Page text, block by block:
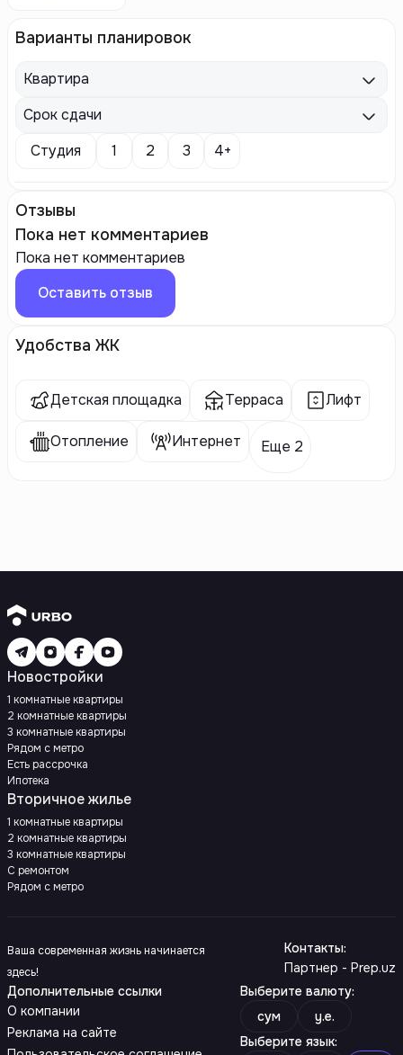
Варианты планировок
Квартира
Срок сдачи
Студия
1 2 3 4+
Отзывы
Пока нет комментариев
Пока нет комментариев
Оставить отзыв
Удобства ЖК
Детская площадка Терраса Лифт
Отопление Интернет Еще 2
Новостройки
1 комнатные квартиры
2 комнатные квартиры
3 комнатные квартиры
Рядом с метро
Есть рассрочка
Ипотека
Вторичное жилье
1 комнатные квартиры
2 комнатные квартиры
3 комнатные квартиры
С ремонтом
Рядом с метро
Ваша современная жизнь начинается
здесь!
Контакты:
Партнер - Prep.uz
Дополнительные ссылки
О компании
Реклама на сайте
Выберите валюту:
сум
y.e.
Выберите язык: